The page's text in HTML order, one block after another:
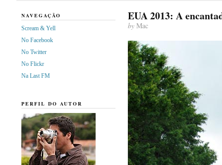
EUA 2013: A
byMac
NAVEGAÇÃO
Scream & Yell
No Facebook
No Twitter
No Flickr
Na Last FM
PERFIL DO AUTOR